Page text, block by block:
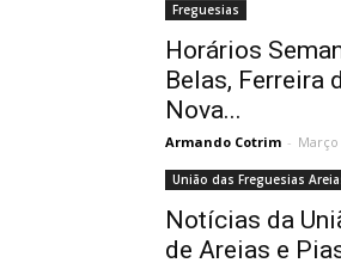
Freguesias
Horários
Belas, Ferreira
Nova...
Armando Cotrim - Março
União das Freguesias
Notícias da
de Areias e